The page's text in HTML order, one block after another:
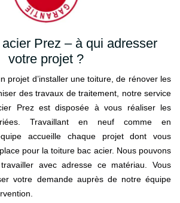
Prez – à qui adresser
votre projet ?
projet d’installer une toiture, de rénover les
des travaux de traitement, notre service
Prez est disposée à vous réaliser les
Travaillant en neuf comme en
accueille chaque projet dont vous
pour la toiture bac acier. Nous pouvons
avec adresse ce matériau. Vous
votre demande auprès de notre équipe